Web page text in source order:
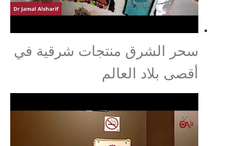
سحر الشرق منتجات شرقية في
أقصى بلاد العالم